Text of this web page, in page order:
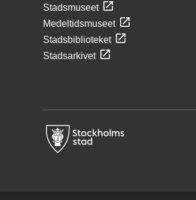
Stadsmuseet
Medeltidsmuseet
Stadsbiblioteket
Stadsarkivet